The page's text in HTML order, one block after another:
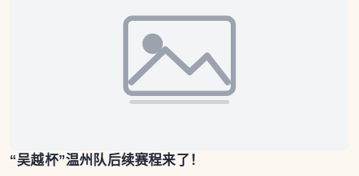
“吴越杯”温州队后续赛程来了！